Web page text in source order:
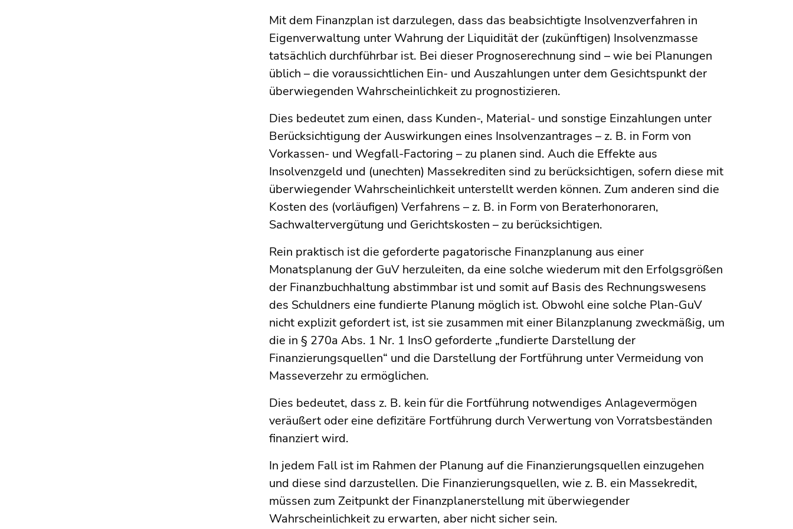
Mit dem Finanzplan ist darzulegen, dass das beabsichtigte Insolvenzverfahren in
Eigen­verwaltung unter Wahrung der Liquidität der (zukünftigen) Insolvenzmasse
tatsächlich durchführbar ist. Bei dieser Prognoserechnung sind – wie bei Planungen
üblich – die voraussichtlichen Ein- und Auszahlungen unter dem Gesichtspunkt der
überwiegenden Wahrscheinlichkeit zu prognostizieren.
Dies bedeutet zum einen, dass Kunden-, Material- und sonstige Einzahlungen unter
Berücksichtigung der Auswirkungen eines Insolvenzantrages – z. B. in Form von
Vorkassen- und Wegfall-Factoring – zu planen sind. Auch die Effekte aus
Insolvenzgeld und (unechten) Massekrediten sind zu berücksichtigen, sofern diese mit
überwiegender Wahrscheinlichkeit unterstellt werden können. Zum anderen sind die
Kosten des (vorläufigen) Verfahrens – z. B. in Form von Beraterhonoraren,
Sachwaltervergütung und Gerichtskosten – zu berücksichtigen.
Rein praktisch ist die geforderte pagatorische Finanzplanung aus einer
Monatsplanung der GuV herzuleiten, da eine solche wiederum mit den Erfolgsgrößen
der Finanzbuchhaltung abstimmbar ist und somit auf Basis des Rechnungswesens
des Schuldners eine fundierte Planung möglich ist. Obwohl eine solche Plan-GuV
nicht explizit gefordert ist, ist sie zusammen mit einer Bilanzplanung zweckmäßig, um
die in § 270a Abs. 1 Nr. 1 InsO geforderte „fundierte Darstellung der
Finanzierungsquellen“ und die Darstellung der Fortführung unter Vermeidung von
Masseverzehr zu ermöglichen.
Dies bedeutet, dass z. B. kein für die Fortführung notwendiges Anlagevermögen
veräußert oder eine defizitäre Fortführung durch Verwertung von Vorratsbeständen
finanziert wird.
In jedem Fall ist im Rahmen der Planung auf die Finanzierungsquellen einzugehen
und diese sind darzustellen. Die Finanzierungsquellen, wie z. B. ein Massekredit,
müssen zum Zeitpunkt der Finanzplanerstellung mit überwiegender
Wahrscheinlichkeit zu erwarten, aber nicht sicher sein.